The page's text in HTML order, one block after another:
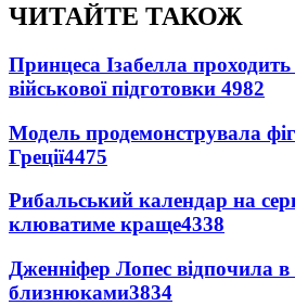
ЧИТАЙТЕ ТАКОЖ
Принцеса Ізабелла
військової підготовки 4982
Модель продемонструвала
Греції4475
Рибальський календар на
клюватиме краще4338
Дженніфер Лопес відпочила в
близнюками3834